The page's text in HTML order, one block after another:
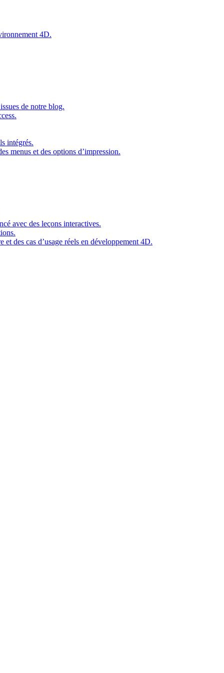
4D.
de notre blog.
intégrés.
menus et des options d’impression.
avec des leçons interactives.
des cas d’usage réels en développement 4D.